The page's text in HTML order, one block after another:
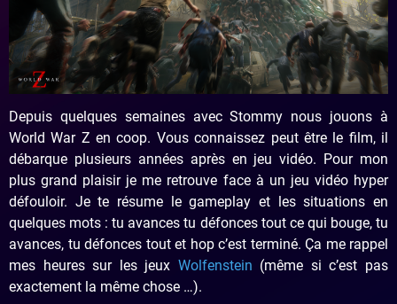
Depuis quelques semaines avec Stommy nous jouons à
World War Z en coop. Vous connaissez peut être le film, il
débarque plusieurs années après en jeu vidéo. Pour mon
plus grand plaisir je me retrouve face à un jeu vidéo hyper
défouloir. Je te résume le gameplay et les situations en
quelques mots : tu avances tu défonces tout ce qui bouge, tu
avances, tu défonces tout et hop c’est terminé. Ça me rappel
mes heures sur les jeux Wolfenstein (même si c’est pas
exactement la même chose …).